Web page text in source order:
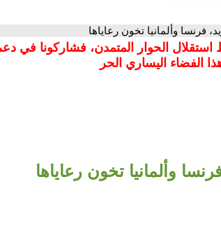
فرنسا وألمانيا تخون رعاياها
استقلال الحوار المتمدن، فشاركونا في
الفضاء اليساري الحر
وألمانيا تخون رعاياها